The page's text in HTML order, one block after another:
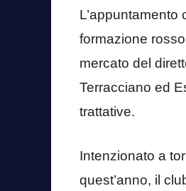
formazione
mercato del
Terracciano ed
trattative.
Intenzionato a
quest’anno, il